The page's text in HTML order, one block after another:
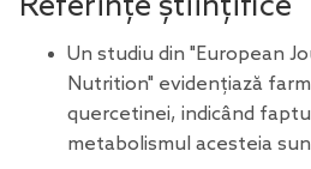
Referințe științifice
Un studiu din "European
Nutrition" evidențiază
quercetinei, indicând
metabolismul acesteia